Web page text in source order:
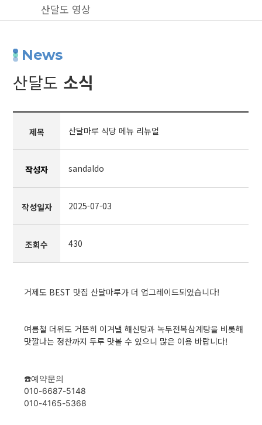
산달도 영상
News
산달도 소식
제목 산달마루 식당 메뉴 리뉴얼
작성자 sandaldo
작성일자 2025-07-03
조회수 430
거제도 BEST 맛집 산달마루가 더 업그레이드되었습니다!
여름철 더위도 거뜬히 이겨낼 해신탕과 녹두전복삼계탕을 비롯해
맛깔나는 정찬까지 두루 맛볼 수 있으니 많은 이용 바랍니다!
☎️예약문의
010-6687-5148
010-4165-5368